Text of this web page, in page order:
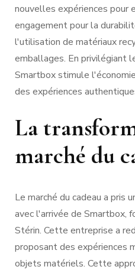
nouvelles expériences pour
engagement pour la
l'utilisation de matériaux
emballages. En privilégiant
Smartbox stimule
des expériences
La
marché du
Le marché du cadeau a pris
avec l'arrivée de Smartbox,
Stérin. Cette entreprise a
proposant des expériences
objets matériels. Cette